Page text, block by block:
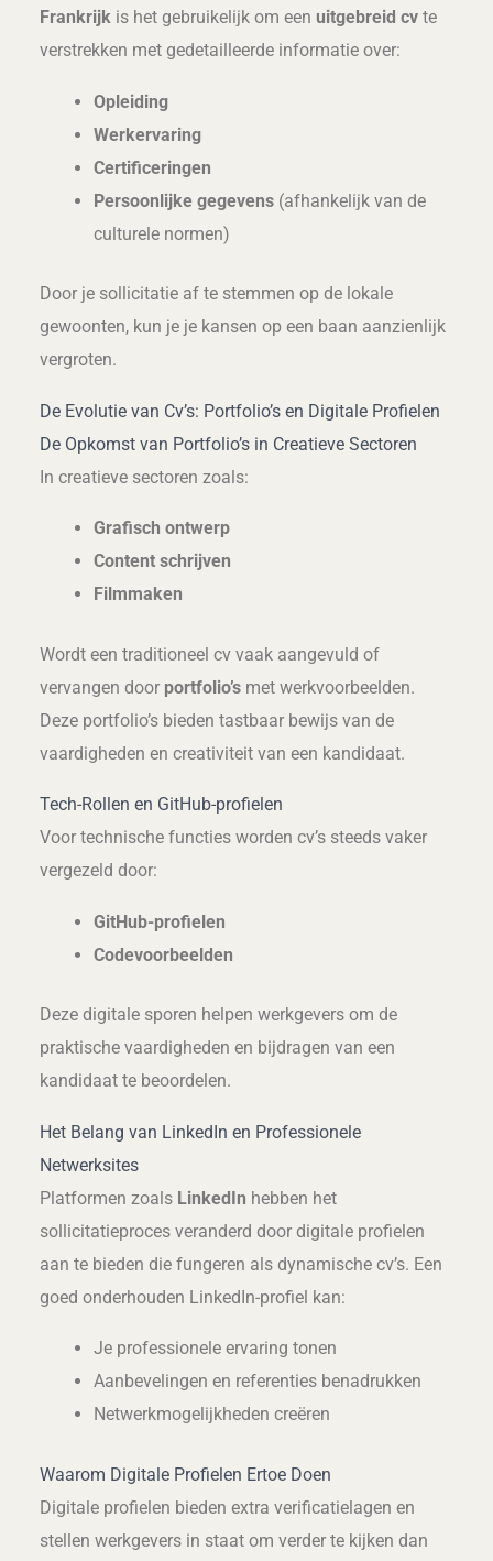
Frankrijkis het gebruikelijk om een uitgebreid cvte
verstrekken met gedetailleerde informatie over:
Opleiding
Werkervaring
Certificeringen
Persoonlijke gegevens (afhankelijk van de
culturele normen)
Door je sollicitatie af te stemmen op de lokale
gewoonten, kun je je kansen op een baan aanzienlijk
vergroten.
De Evolutie van Cv’s: Portfolio’s en Digitale Profielen
De Opkomst van Portfolio’s in Creatieve Sectoren
In creatieve sectoren zoals:
Grafisch ontwerp
Content schrijven
Filmmaken
Wordt een traditioneel cv vaak aangevuld of
vervangen door portfolio’smet werkvoorbeelden.
Deze portfolio’s bieden tastbaar bewijs van de
vaardigheden en creativiteit van een kandidaat.
Tech-Rollen en GitHub-profielen
Voor technische functies worden cv’s steeds vaker
vergezeld door:
GitHub-profielen
Codevoorbeelden
Deze digitale sporen helpen werkgevers om de
praktische vaardigheden en bijdragen van een
kandidaat te beoordelen.
Het Belang van LinkedIn en Professionele
Netwerksites
Platformen zoals LinkedIn hebben het
sollicitatieproces veranderd door digitale profielen
aan te bieden die fungeren als dynamische cv’s. Een
goed onderhouden LinkedIn-profiel kan:
Je professionele ervaring tonen
Aanbevelingen en referenties benadrukken
Netwerkmogelijkheden creëren
Waarom Digitale Profielen Ertoe Doen
Digitale profielen bieden extra verificatielagen en
stellen werkgevers in staat om verder te kijken dan